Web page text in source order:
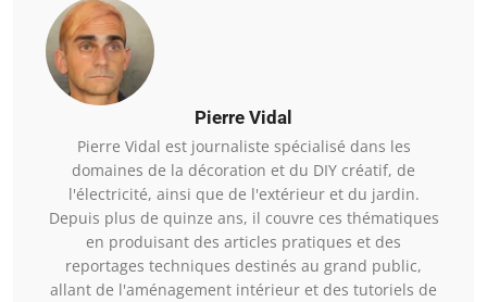
Pierre Vidal
Pierre Vidal est journaliste spécialisé dans les
domaines de la décoration et du DIY créatif, de
l'électricité, ainsi que de l'extérieur et du jardin.
Depuis plus de quinze ans, il couvre ces thématiques
en produisant des articles pratiques et des
reportages techniques destinés au grand public,
allant de l'aménagement intérieur et des tutoriels de